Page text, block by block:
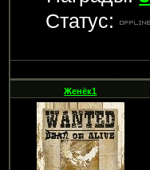
Статус:
Женёк1